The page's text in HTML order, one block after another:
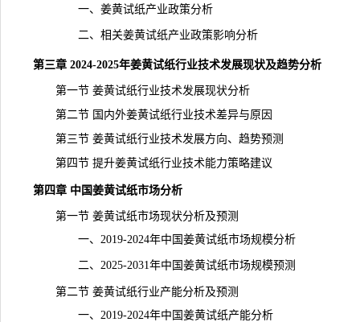
一、姜黄试纸产业政策分析
二、相关姜黄试纸产业政策影响分析
第三章 2024-2025年姜黄试纸行业技术发展现状及趋势分析
第一节 姜黄试纸行业技术发展现状分析
第二节 国内外姜黄试纸行业技术差异与原因
第三节 姜黄试纸行业技术发展方向、趋势预测
第四节 提升姜黄试纸行业技术能力策略建议
第四章 中国姜黄试纸市场分析
第一节 姜黄试纸市场现状分析及预测
一、2019-2024年中国姜黄试纸市场规模分析
二、2025-2031年中国姜黄试纸市场规模预测
第二节 姜黄试纸行业产能分析及预测
一、2019-2024年中国姜黄试纸产能分析